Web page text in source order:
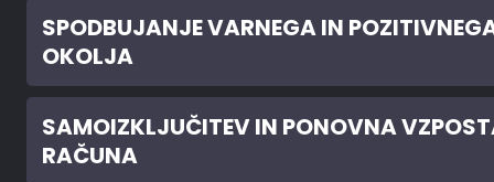
SPODBUJANJE VARNEGA IN
OKOLJA
SAMOIZKLJUČITEV IN PONOVNA
RAČUNA